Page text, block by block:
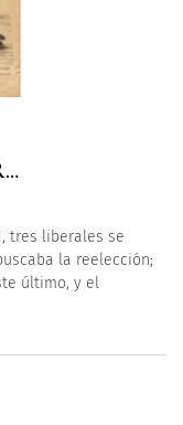
tres liberales se
la reelección;
último, y el